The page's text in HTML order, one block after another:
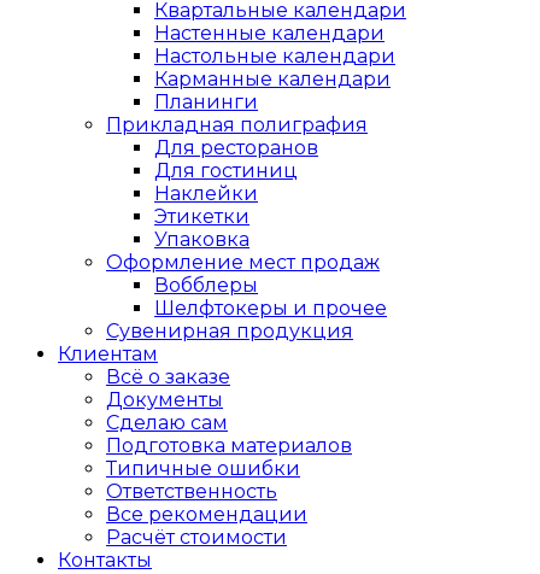
Квартальные календари
Настенные календари
Настольные календари
Карманные календари
Планинги
Прикладная полиграфия
Для ресторанов
Для гостиниц
Наклейки
Этикетки
Упаковка
Оформление мест продаж
Вобблеры
Шелфтокеры и прочее
Сувенирная продукция
Клиентам
Всё о заказе
Документы
Сделаю сам
Подготовка материалов
Типичные ошибки
Ответственность
Все рекомендации
Расчёт стоимости
Контакты